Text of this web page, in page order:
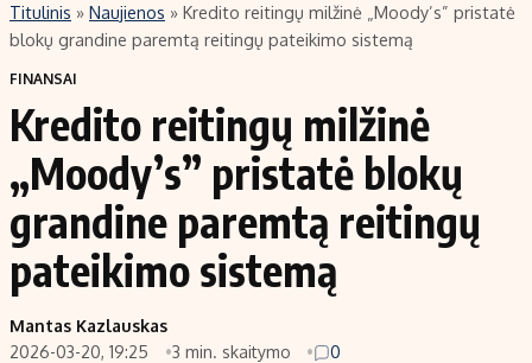
Turinys
Naujienos
Aplinka
Energetika
Ekonomika
Politika
Skaitykite
Įmonės
Žemės ūkis
Technologijos
Laisvalaikis
Titulinis » Naujienos » Kredito reitingų milžinė „Moody’s” pristatė
blokų grandine paremtą reitingų pateikimo sistemą
FINANSAI
Kredito reitingų milžinė
„Moody’s” pristatė blokų
grandine paremtą reitingų
pateikimo sistemą
Mantas Kazlauskas
2026-03-20, 19:25
3 min. skaitymo 0